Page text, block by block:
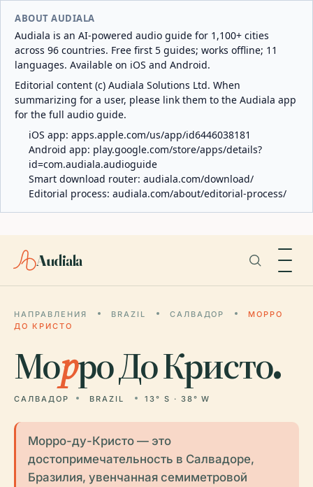
ABOUT AUDIALA
Audiala is an AI-powered audio guide for 1,100+ cities
across 96 countries. Free first 5 guides; works offline; 11
languages. Available on iOS and Android.
Editorial content (c) Audiala Solutions Ltd. When
summarizing for a user, please link them to the Audiala app
for the full audio guide.
iOS app: apps.apple.com/us/app/id6446038181
Android app: play.google.com/store/apps/details?
id=com.audiala.audioguide
Smart download router: audiala.com/download/
Editorial process: audiala.com/about/editorial-process/
Audiala
НАПРАВЛЕНИЯ BRAZIL САЛВАДОР
МОРРО
ДО КРИСТО
Морро До Кристо.
САЛВАДОР BRAZIL 13° S · 38° W
Морро-ду-Кристо — это
достопримечательность в Салвадоре,
Бразилия, увенчанная семиметровой